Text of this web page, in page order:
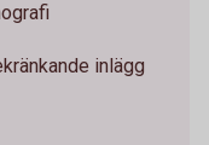
inlägg